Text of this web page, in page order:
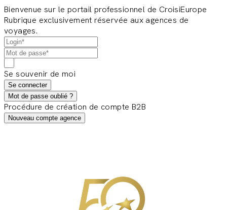
Bienvenue sur le portail professionnel de CroisiEurope
Rubrique exclusivement réservée aux agences de
voyages.
Se souvenir de moi
Se connecter
Mot de passe oublié ?
Procédure de création de compte B2B
Nouveau compte agence